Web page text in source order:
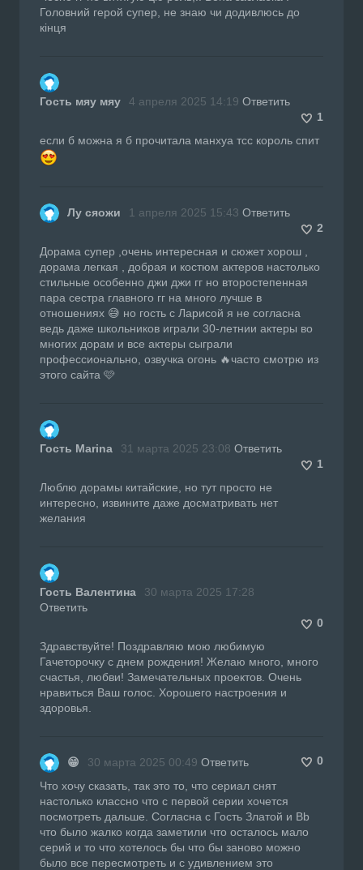
Головний герой супер, не знаю чи додивлюсь до
кінця
Гость мяу мяу 4 апреля 2025 14:19 Ответить
1
если б можна я б прочитала манхуа тсс король спит
Лу сяожи 1 апреля 2025 15:43 Ответить
2
Дорама супер ,очень интересная и сюжет хорош ,
дорама легкая , добрая и костюм актеров настолько
стильные особенно джи джи гг но второстепенная
пара сестра главного гг на много лучше в
отношениях 😅 но гость с Ларисой я не согласна
ведь даже школьников играли 30-летнии актеры во
многих дорам и все актеры сыграли
профессионально, озвучка огонь 🔥часто смотрю из
этого сайта 🩷
Гость Marina 31 марта 2025 23:08 Ответить
1
Люблю дорамы китайские, но тут просто не
интересно, извините даже досматривать нет
желания
Гость Валентина
30 марта 2025 17:28
Ответить
0
Здравствуйте! Поздравляю мою любимую
Гачеторочку с днем рождения! Желаю много, много
счастья, любви! Замечательных проектов. Очень
нравиться Ваш голос. Хорошего настроения и
здоровья.
😁 30 марта 2025 00:49 Ответить
0
Что хочу сказать, так это то, что сериал снят
настолько классно что с первой серии хочется
посмотреть дальше. Согласна с Гость Златой и Bb
что было жалко когда заметили что осталось мало
серий и то что хотелось бы что бы заново можно
было все пересмотреть и с удивлением это